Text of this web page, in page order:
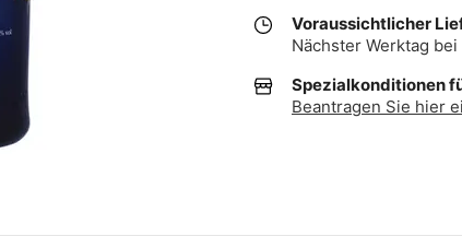
Voraussichtlicher
Nächster Werktag
Spezialkonditionen
Beantragen Sie hier